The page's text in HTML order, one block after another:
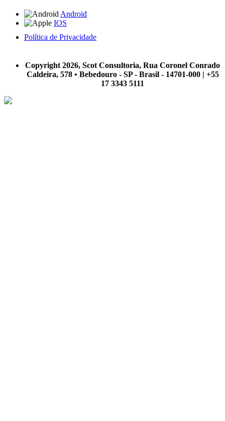
Android
IOS
Política de Privacidade
Copyright 2026, Scot Consultoria, Rua Coronel Conrado
Caldeira, 578 • Bebedouro - SP - Brasil - 14701-000 | +55
17 3343 5111